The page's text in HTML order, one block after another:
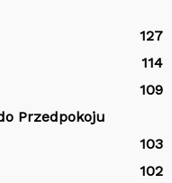
127
114
109
Przedpokoju
103
102